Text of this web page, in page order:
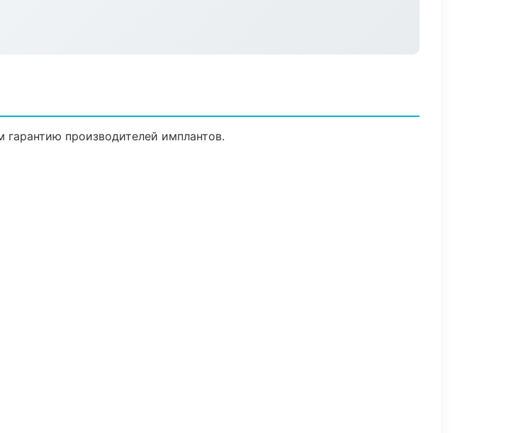
производителей имплантов.